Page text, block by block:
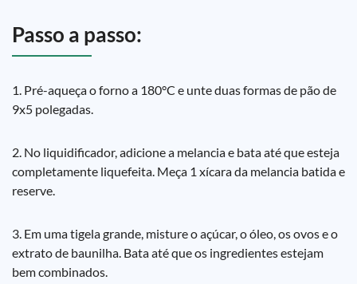
Passo a passo:
1. Pré-aqueça o forno a 180°C e unte duas formas de pão de
9x5 polegadas.
2. No liquidificador, adicione a melancia e bata até que esteja
completamente liquefeita. Meça 1 xícara da melancia batida e
reserve.
3. Em uma tigela grande, misture o açúcar, o óleo, os ovos e o
extrato de baunilha. Bata até que os ingredientes estejam
bem combinados.